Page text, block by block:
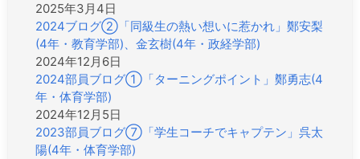
2025年3月4日
2024ブログ②「同級生の熱い想いに惹かれ」鄭安梨
(4年・教育学部)、金玄樹(4年・政経学部)
2024年12月6日
2024部員ブログ①「ターニングポイント」鄭勇志(4
年・体育学部)
2024年12月5日
2023部員ブログ⑦「学生コーチでキャプテン」呉太
陽(4年・体育学部)